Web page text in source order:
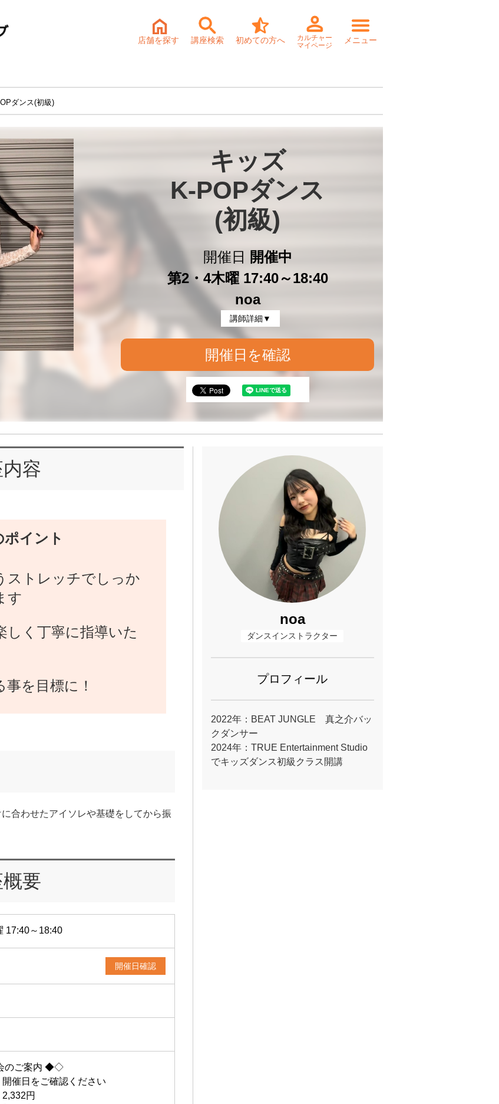
店舗を探す 講座検索 初めての方へ
カルチャー
マイページ
メニュー
ダンス(初級)
キッズ
K-POPダンス
(初級)
開催日
開催中
第2・4木曜 17:40～18:40
noa
講師詳細▼
開催日を確認
容
イント
ストレッチでしっか
す
しく丁寧に指導いた
を目標に！
合わせたアイソレや基礎をしてから振
要
17:40～18:40
開催日確認
のご案内 ◆◇
開催日をご確認ください
2,332円
noa
ダンスインストラクター
プロフィール
2022年：BEAT JUNGLE 真之介バッ
クダンサー
2024年：TRUE Entertainment Studio
でキッズダンス初級クラス開講